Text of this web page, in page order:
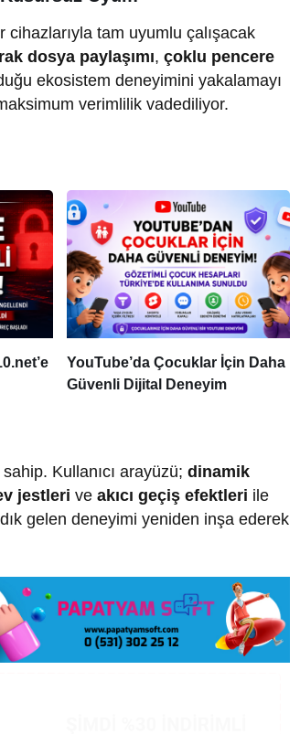
cihazlarıyla tam uyumlu çalışacak
dosya paylaşımı,çoklu pencere
ekosistem deneyimini yakalamayı
verimlilik vadediliyor.
YouTube’da Çocuklar İçin Daha
Güvenli Dijital Deneyim
sahip. Kullanıcı arayüzü;dinamik
jestleri veakıcı geçiş efektleri ile
gelen deneyimi yeniden inşa ederek